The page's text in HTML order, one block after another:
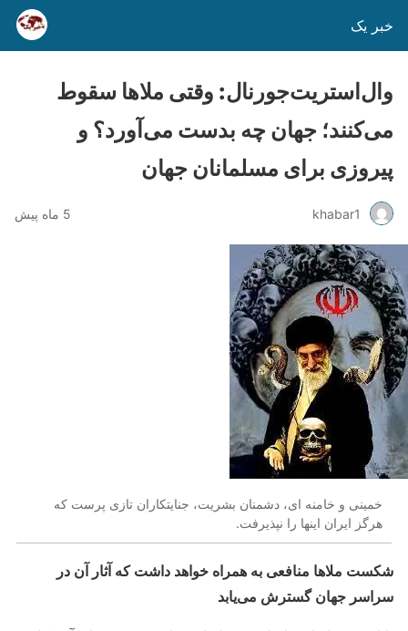
خبر یک
وال‌استریت‌جورنال: وقتی ملاها سقوط
می‌کنند؛ جهان چه بدست می‌آورد؟ و
پیروزی برای مسلمانان جهان
khabar1 5 ماه پیش
خمینی و خامنه ای، دشمنان بشریت، جنایتکاران تازی پرست که
هرگز ایران اینها را نپذیرفت.
شکست ملاها منافعی به همراه خواهد داشت که آثار آن در
سراسر جهان گسترش می‌یابد